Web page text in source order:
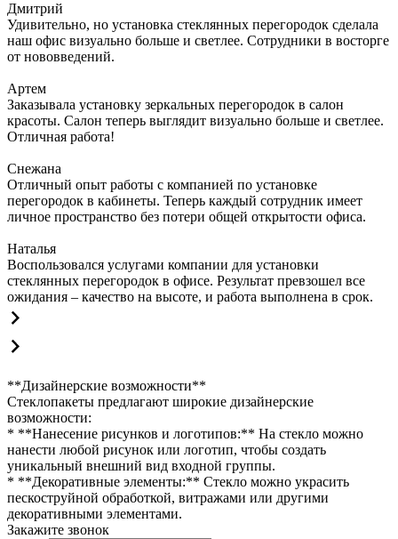
Дмитрий
Удивительно, но установка стеклянных перегородок сделала
наш офис визуально больше и светлее. Сотрудники в восторге
от нововведений.
Артем
Заказывала установку зеркальных перегородок в салон
красоты. Салон теперь выглядит визуально больше и светлее.
Отличная работа!
Снежана
Отличный опыт работы с компанией по установке
перегородок в кабинеты. Теперь каждый сотрудник имеет
личное пространство без потери общей открытости офиса.
Наталья
Воспользовался услугами компании для установки
стеклянных перегородок в офисе. Результат превзошел все
ожидания – качество на высоте, и работа выполнена в срок.
**Дизайнерские возможности**
Стеклопакеты предлагают широкие дизайнерские
возможности:
* **Нанесение рисунков и логотипов:** На стекло можно
нанести любой рисунок или логотип, чтобы создать
уникальный внешний вид входной группы.
* **Декоративные элементы:** Стекло можно украсить
пескоструйной обработкой, витражами или другими
декоративными элементами.
Закажите звонок